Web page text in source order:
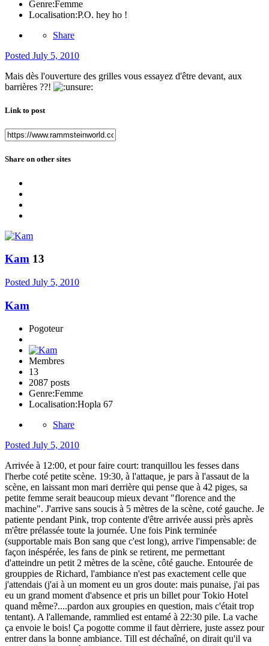
Genre:Femme
Localisation:P.O. hey ho !
Share
Posted July 5, 2010
Mais dès l'ouverture des grilles vous essayez d'être devant, aux
barrières ??!
Link to post
Share on other sites
Kam 13
Posted July 5, 2010
Kam
Pogoteur
Membres
13
2087 posts
Genre:Femme
Localisation:Hopla 67
Share
Posted July 5, 2010
Arrivée à 12:00, et pour faire court: tranquillou les fesses dans
l'herbe coté petite scène. 19:30, à l'attaque, je pars à l'assaut de la
scène, en laissant mon mari derrière qui pense que à 42 piges, sa
petite femme serait beaucoup mieux devant "florence and the
machine". J'arrive sans soucis à 5 mètres de la scène, coté gauche. Je
patiente pendant Pink, trop contente d'être arrivée aussi près après
m'être prélassée toute la journée. Une fois Pink terminée
(supportable mais Bon sang que c'est long), arrive l'impensable: de
façon inéspérée, les fans de pink se retirent, me permettant
d'atteindre un petit 2 mètres de la scène, côté gauche. Entourée de
grouppies de Richard, l'ambiance n'est pas exactement celle que
j'attendais (j'ai à un moment eu un gros doute: mais punaise, j'ai pas
eu un grand moment d'absence et pris un billet pour Tokio Hotel
quand même?....pardon aux groupies en question, mais c'était trop
tentant). A l'allemande, rammlied est entamé à 22:30 pile. La vache
ça envoie le bois! Ça pogotte comme il faut dèrriere, juste assez pour
entrer dans la bonne ambiance. Till est déchaîné, on dirait qu'il va